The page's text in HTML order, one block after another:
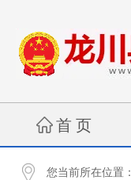
首 页
您当前所在位置：